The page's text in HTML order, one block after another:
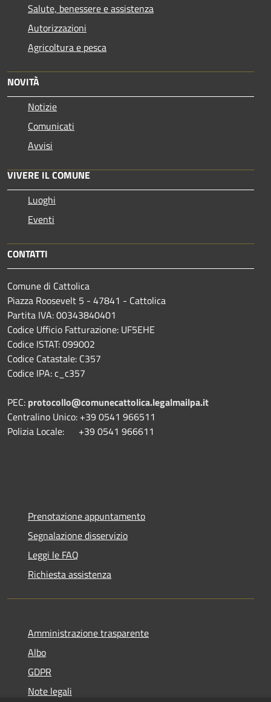
Salute, benessere e assistenza
Autorizzazioni
Agricoltura e pesca
NOVITÀ
Notizie
Comunicati
Avvisi
VIVERE IL COMUNE
Luoghi
Eventi
CONTATTI
Comune di Cattolica
Piazza Roosevelt 5 - 47841 - Cattolica
Partita IVA: 00343840401
Codice Ufficio Fatturazione: UF5EHE
Codice ISTAT: 099002
Codice Catastale: C357
Codice IPA: c_c357
PEC: protocollo@comunecattolica.legalmailpa.it
Centralino Unico: +39 0541 966511
Polizia Locale: +39 0541 966611
Prenotazione appuntamento
Segnalazione disservizio
Leggi le FAQ
Richiesta assistenza
Amministrazione trasparente
Albo
GDPR
Note legali